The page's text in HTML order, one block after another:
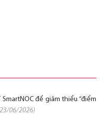
để giảm thiểu “điểm
06/2026)